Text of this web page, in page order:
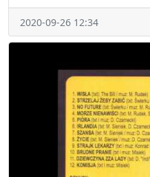
2020-09-26 12:34